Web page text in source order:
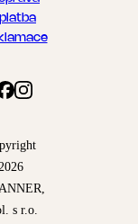
s r.o.